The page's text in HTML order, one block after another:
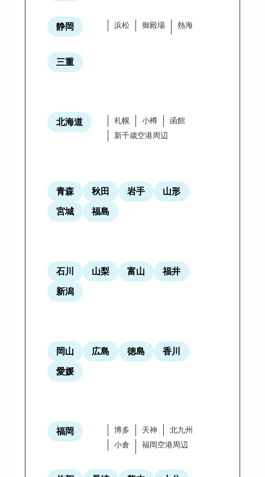
静岡 浜松 御殿場 熱海
三重
北海道 札幌 小樽
函館
新千歳空港周辺
青森 秋田 岩手
山形
宮城
福島
石川 山梨 富山
福井
新潟
岡山 広島 徳島
香川
愛媛
福岡 博多 天神
北九州
小倉
福岡空港周辺